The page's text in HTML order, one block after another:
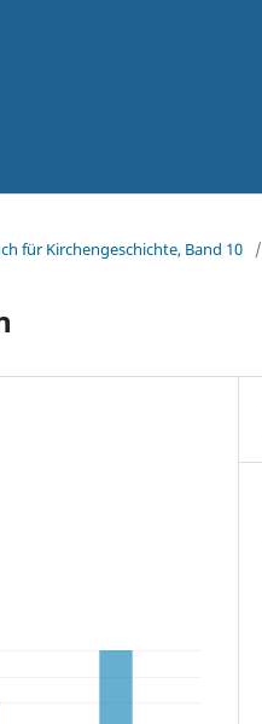
für Kirchengeschichte, Band 10 /